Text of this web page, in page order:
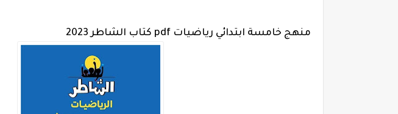
منهج خامسة ابتدائي رياضيات pdf كتاب الشاطر 2023